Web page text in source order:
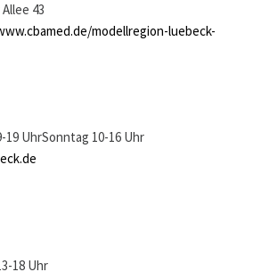
43
modellregion-luebeck-
19 UhrSonntag 10-16 Uhr
18 Uhr